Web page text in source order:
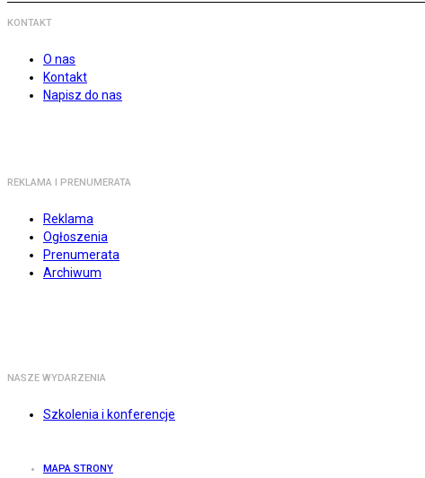
KONTAKT
O nas
Kontakt
Napisz do nas
REKLAMA I PRENUMERATA
Reklama
Ogłoszenia
Prenumerata
Archiwum
NASZE WYDARZENIA
Szkolenia i konferencje
MAPA STRONY